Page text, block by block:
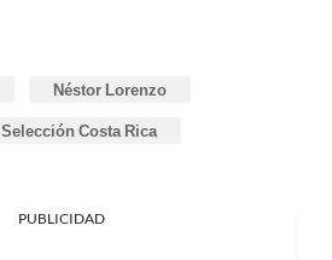
Néstor Lorenzo
Selección Costa Rica
PUBLICIDAD